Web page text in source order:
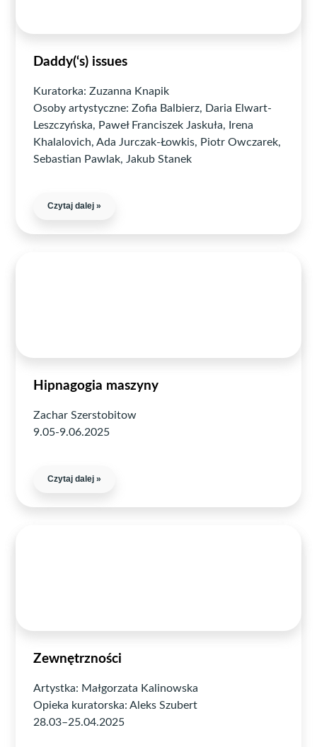
Daddy(‘s) issues
Kuratorka: Zuzanna Knapik
Osoby artystyczne: Zofia Balbierz, Daria Elwart-
Leszczyńska, Paweł Franciszek Jaskuła, Irena
Khalalovich, Ada Jurczak-Łowkis, Piotr Owczarek,
Sebastian Pawlak, Jakub Stanek
Czytaj dalej »
Hipnagogia maszyny
Zachar Szerstobitow
9.05-9.06.2025
Czytaj dalej »
Zewnętrzności
Artystka: Małgorzata Kalinowska
Opieka kuratorska: Aleks Szubert
28.03–25.04.2025